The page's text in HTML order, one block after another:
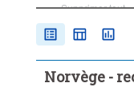
Supprimer tout
Norvège -